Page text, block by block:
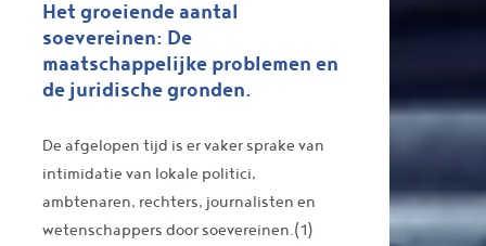
Het groeiende aantal
soevereinen: De
maatschappelijke problemen en
de juridische gronden.
De afgelopen tijd is er vaker sprake van
intimidatie van lokale politici,
ambtenaren, rechters, journalisten en
wetenschappers door soevereinen.(1)